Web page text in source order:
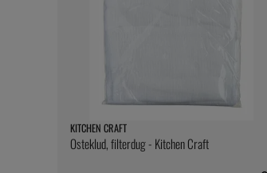
KITCHEN CRAFT
Osteklud, filterdug - Kitchen Craft